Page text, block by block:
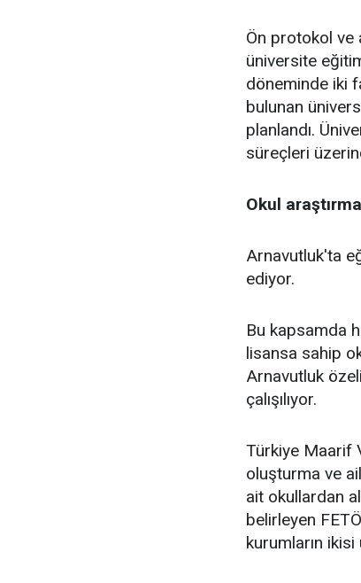
Ön protokol ve
üniversite
döneminde iki
bulunan
planlandı.
süreçleri
Okul
Arnavutluk'ta
ediyor.
Bu kapsamda
lisansa sahip
Arnavutluk
çalışılıyor.
Türkiye Maarif
oluşturma ve
ait okullardan
belirleyen
kurumların